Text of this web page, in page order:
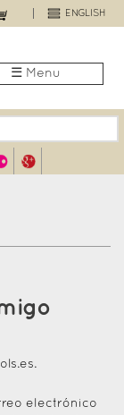
ENGLISH
☰ Menu
electrónico